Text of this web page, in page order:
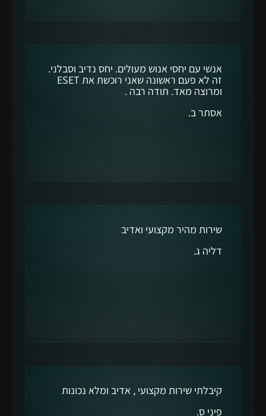
אנשי עם יחסי אנוש מעולים. יחס נדיב וסבלני.
זה לא פעם ראשונה שאני רוכשת את ESET
ומרוצה מאד. תודה רבה .
אסתר ב.
שירות מהיר מקצועי ואדיב
דליה ג.
קיבלתי שירות מקצועי , אדיב ומלא נכונות
פיני ס.